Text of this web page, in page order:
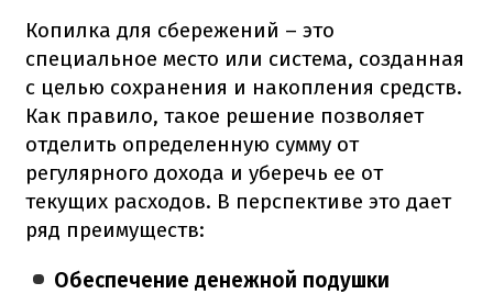
Копилка для сбережений – это
специальное место или система, созданная
с целью сохранения и накопления средств.
Как правило, такое решение позволяет
отделить определенную сумму от
регулярного дохода и уберечь ее от
текущих расходов. В перспективе это дает
ряд преимуществ:
Обеспечение денежной подушки